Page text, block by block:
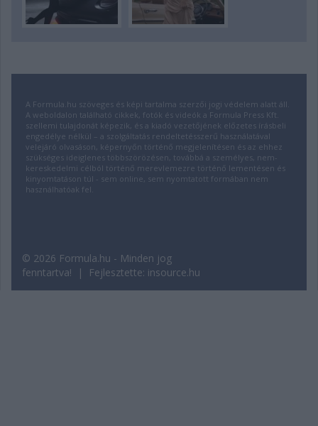
A Formula.hu szöveges és képi tartalma szerzői jogi védelem alatt áll.
A weboldalon található cikkek, fotók és videók a Formula Press Kft.
szellemi tulajdonát képezik, és a kiadó vezetőjének előzetes írásbeli
engedélye nélkül – a szolgáltatás rendeltetésszerű használatával
velejáró olvasáson, képernyőn történő megjelenítésen és az ehhez
szükséges ideiglenes többszörözésen, továbbá a személyes, nem-
kereskedelmi célból történő merevlemezre történő lementésen és
kinyomtatáson túl - sem online, sem nyomtatott formában nem
használhatóak fel.
© 2026 Formula.hu - Minden jog
fenntartva! | Fejlesztette: insource.hu